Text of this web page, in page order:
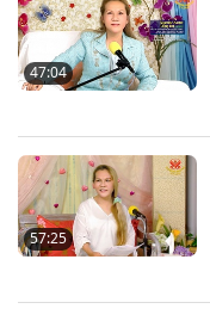
47:04
57:25